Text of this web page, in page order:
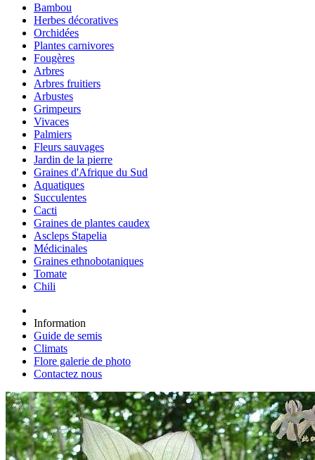
Bambou
Herbes décoratives
Orchidées
Plantes carnivores
Fougères
Arbres
Arbres fruitiers
Arbustes
Grimpeurs
Vivaces
Palmiers
Fleurs sauvages
Jardin de la pierre
Graines d'Afrique du Sud
Aquatiques
Succulentes
Cacti
Graines de plantes caudex
Ascleps Stapelia
Médicinales
Graines ethnobotaniques
Tomate
Chili
Information
Guide de semis
Climats
Flore galerie de photo
Contactez nous